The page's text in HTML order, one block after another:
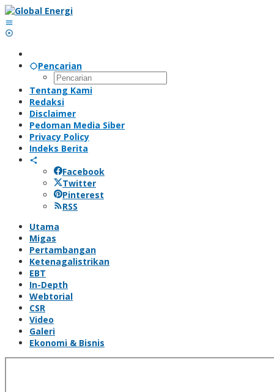
Lewati
ke
konten
Pencarian
Tentang Kami
Redaksi
Disclaimer
Pedoman Media Siber
Privacy Policy
Indeks Berita
Facebook
Twitter
Pinterest
RSS
Utama
Migas
Pertambangan
Ketenagalistrikan
EBT
In-Depth
Webtorial
CSR
Video
Galeri
Ekonomi & Bisnis